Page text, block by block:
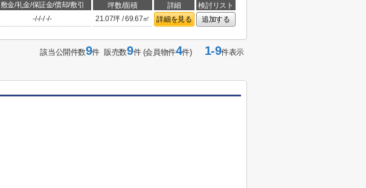
敷金/礼金/保証金/償却/敷引 坪数/面積 詳細
検討リスト
-/-/-/-/- 21.07坪 / 69.67㎡ 詳細を見る 追加する
該当公開件数9件 販売数9件 (会員物件4件)1-9件表示